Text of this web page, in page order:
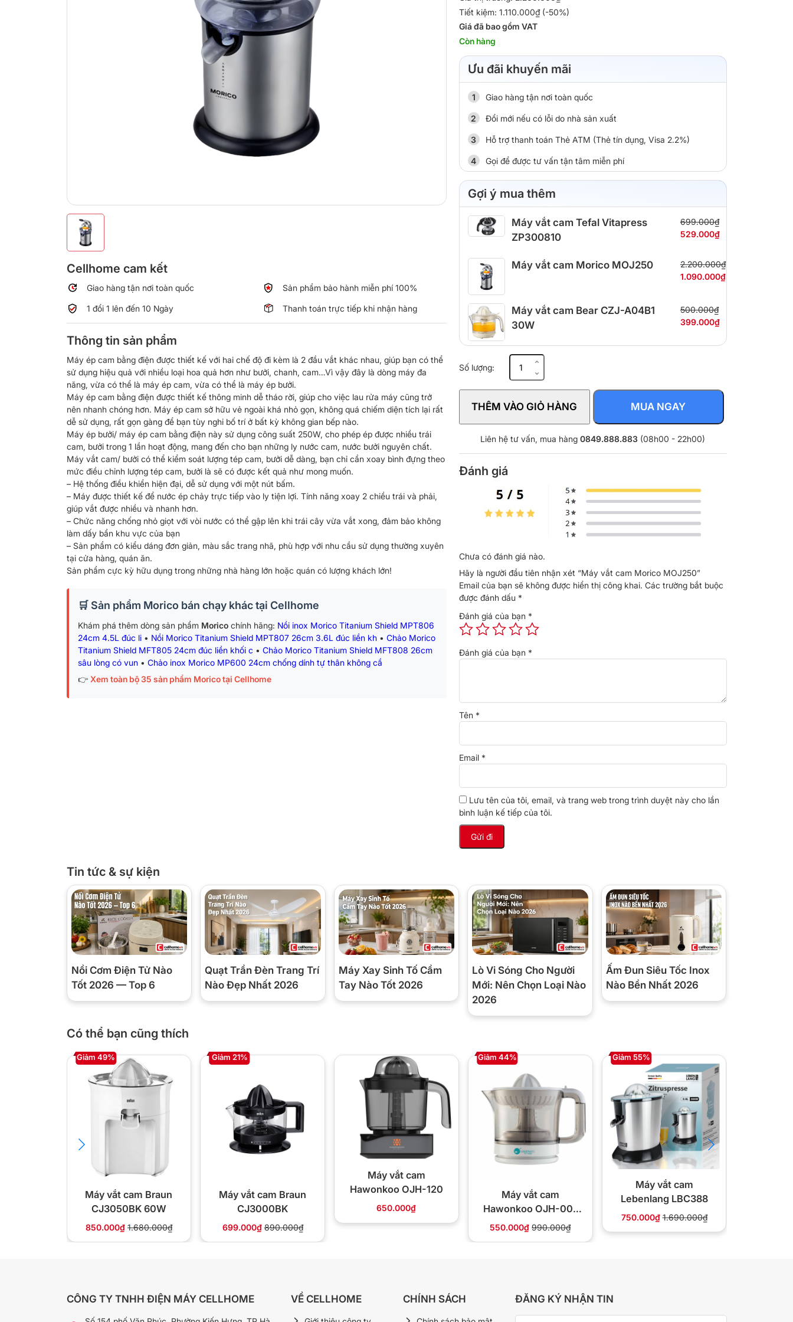
Cellhome cam kết
Giao hàng tận nơi toàn quốc Sản phẩm bảo hành miễn phí 100%
1 đổi 1 lên đến 10 Ngày Thanh toán trực tiếp khi nhận hàng
Thông tin sản phẩm
Máy ép cam bằng điện được thiết kế với hai chế độ đi kèm là 2 đầu vắt khác nhau, giúp bạn có thể
sử dụng hiệu quả với nhiều loại hoa quả hơn như bưởi, chanh, cam…Vì vậy đây là dòng máy đa
năng, vừa có thể là máy ép cam, vừa có thể là máy ép bưởi.
Máy ép cam bằng điện được thiết kế thông minh dễ tháo rời, giúp cho việc lau rửa máy cũng trở
nên nhanh chóng hơn. Máy ép cam sở hữu vẻ ngoài khá nhỏ gọn, không quá chiếm diện tích lại rất
dễ sử dụng, rất gọn gàng để bạn tùy nghi bố trí ở bất kỳ không gian bếp nào.
Máy ép bưởi/ máy ép cam bằng điện này sử dụng công suất 250W, cho phép ép được nhiều trái
cam, bưởi trong 1 lần hoạt động, mang đến cho bạn những ly nước cam, nước bưởi nguyên chất.
Máy vắt cam/ bưởi có thể kiểm soát lượng tép cam, bưởi dễ dàng, bạn chỉ cần xoay bình đựng theo
mức điều chỉnh lượng tép cam, bưởi là sẽ có được kết quả như mong muốn.
– Hệ thống điều khiển hiện đại, dễ sử dụng với một nút bấm.
– Máy được thiết kế để nước ép chảy trực tiếp vào ly tiện lợi. Tính năng xoay 2 chiều trái và phải,
giúp vắt được nhiều và nhanh hơn.
– Chức năng chống nhỏ giọt với vòi nước có thể gập lên khi trái cây vừa vắt xong, đảm bảo không
làm dấy bẩn khu vực của bạn
– Sản phẩm có kiểu dáng đơn giản, màu sắc trang nhã, phù hợp với nhu cầu sử dụng thường xuyên
tại cửa hàng, quán ăn.
Sản phẩm cực kỳ hữu dụng trong những nhà hàng lớn hoặc quán có lượng khách lớn!
🛒 Sản phẩm Morico bán chạy khác tại Cellhome
Khám phá thêm dòng sản phẩm Moricochính hãng: Nồi inox Morico Titanium Shield MPT806
24cm 4.5L đúc li• Nồi Morico Titanium Shield MPT807 26cm 3.6L đúc liền kh• Chảo Morico
Titanium Shield MFT805 24cm đúc liền khối c • Chảo Morico Titanium Shield MFT808 26cm
sâu lòng có vun• Chảo inox Morico MP600 24cm chống dính tự thân không cầ
👉 Xem toàn bộ 35 sản phẩm Morico tại Cellhome
Tiết kiệm: 1.110.000₫ (-50%)
Giá đã bao gồm VAT
Còn hàng
Ưu đãi khuyến mãi
Giao hàng tận nơi toàn quốc
Đổi mới nếu có lỗi do nhà sản xuất
Hỗ trợ thanh toán Thẻ ATM (Thẻ tín dụng, Visa 2.2%)
Gọi để được tư vấn tận tâm miễn phí
Gợi ý mua thêm
Máy vắt cam Tefal Vitapress
ZP300810
699.000₫
529.000₫
Máy vắt cam Morico MOJ250
2.200.000₫
1.090.000₫
Máy vắt cam Bear CZJ-A04B1
30W
500.000₫
399.000₫
Số lượng:
Máy
vắt
MOJ250
số
lượng
THÊM VÀO GIỎ HÀNG MUA NGAY
Liên hệ tư vấn, mua hàng 0849.888.883 (08h00 - 22h00)
Đánh giá
Chưa có đánh giá nào.
Hãy là người đầu tiên nhận xét “Máy vắt cam Morico MOJ250”
Email của bạn sẽ không được hiển thị công khai. Các trường bắt buộc
được đánh dấu *
Đánh giá của bạn *
Đánh giá của bạn *
Tên *
Email *
Lưu tên của tôi, email, và trang web trong trình duyệt này cho lần
bình luận kế tiếp của tôi.
Tin tức & sự kiện
Nồi Cơm Điện Tử Nào
Tốt 2026 — Top 6
Quạt Trần Đèn Trang Trí
Nào Đẹp Nhất 2026
Máy Xay Sinh Tố Cầm
Tay Nào Tốt 2026
Lò Vi Sóng Cho Người
Mới: Nên Chọn Loại Nào
2026
Ấm Đun Siêu Tốc Inox
Nào Bền Nhất 2026
Có thể bạn cũng thích
Giảm 49%
Máy vắt cam Braun
CJ3050BK 60W
850.000₫ 1.680.000₫
Giảm 21%
Máy vắt cam Braun
CJ3000BK
699.000₫ 890.000₫
Máy vắt cam
Hawonkoo OJH-120
650.000₫
Giảm 44%
Máy vắt cam
Hawonkoo OJH-001
0.6L
550.000₫ 990.000₫
Giảm 55%
Máy vắt cam
Lebenlang LBC388
750.000₫ 1.690.000₫
CÔNG TY TNHH ĐIỆN MÁY CELLHOME VỀ CELLHOME CHÍNH SÁCH ĐĂNG KÝ NHẬN TIN